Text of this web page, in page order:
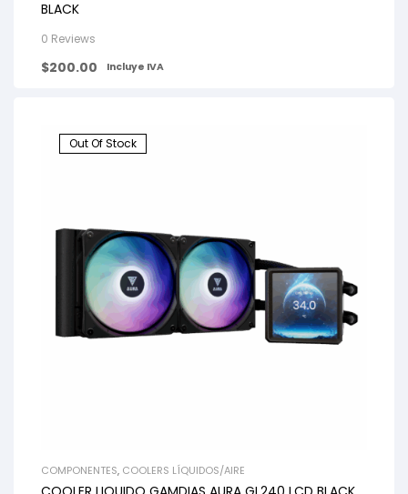
BLACK
0 Reviews
$200.00 Incluye IVA
Out Of Stock
COMPONENTES, COOLERS LÍQUIDOS/AIRE